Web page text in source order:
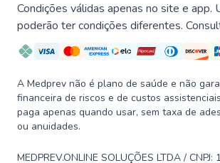
Condições válidas apenas no site e app.
poderão ter condições diferentes.
A Medprev não é plano de saúde e não
financeira de riscos e de custos
paga apenas quando usar, sem taxa de
ou anuidades.
MEDPREV.ONLINE SOLUÇÕES LTDA /